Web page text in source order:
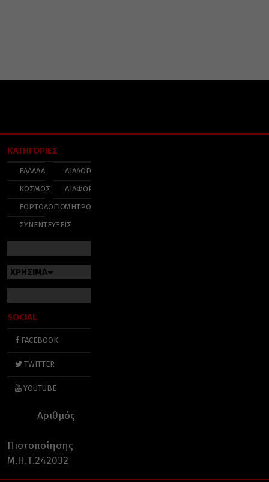
ΚΑΤΗΓΟΡΙΕΣ
ΕΛΛΑΔΑ
ΚΟΣΜΟΣ
ΕΟΡΤΟΛΟΓΙΟ
ΣΥΝΕΝΤΕΥΞΕΙΣ
ΔΙΑΛΟΓΟΣ
ΔΙΑΦΟΡΑ
ΜΗΤΡΟΠΟΛΕΙΣ
ΧΡΗΣΙΜΑ
SOCIAL
FACEBOOK
TWITTER
YOUTUBE
Αριθμός
Πιστοποίησης
Μ.Η.Τ.242032